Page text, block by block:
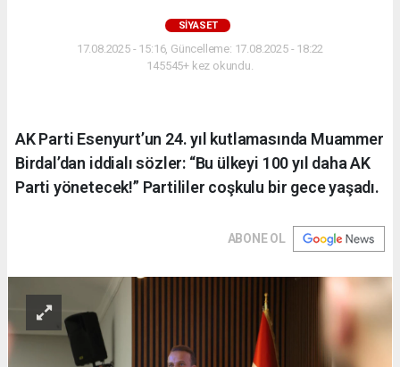
SIYASET
17.08.2025 - 15:16, Güncelleme: 17.08.2025 - 18:22
145545+ kez okundu.
AK Parti Esenyurt’un 24. yıl kutlamasında Muammer
Birdal’dan iddialı sözler: “Bu ülkeyi 100 yıl daha AK
Parti yönetecek!” Partililer coşkulu bir gece yaşadı.
ABONE OL